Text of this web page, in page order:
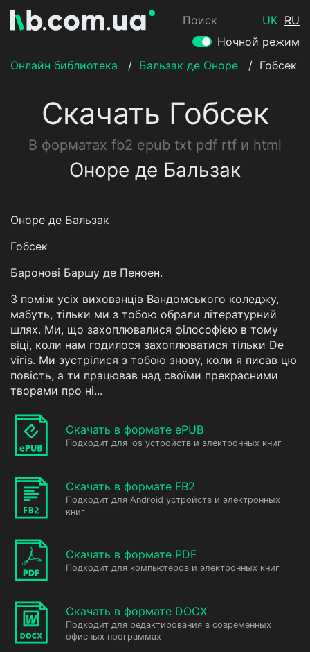
Поиск UK RU
Ночной режим
Онлайн библиотека
/ Бальзак де Оноре / Гобсек
Скачать Гобсек
В форматах fb2 epub txt pdf rtf и html
Оноре де Бальзак
Оноре де Бальзак
Гобсек
Баронові Баршу де Пеноен.
З поміж усіх вихованців Вандомського коледжу,
мабуть, тільки ми з тобою обрали літературний
шлях. Ми, що захоплювалися філософією в тому
віці, коли нам годилося захоплюватися тільки De
viгis. Ми зустрілися з тобою знову, коли я писав цю
повість, а ти працював над своїми прекрасними
творами про ні...
Скачать в формате ePUB
Подходит для ios устройств и электронных книг
Скачать в формате FB2
Подходит для Android устройств и электронных
книг
Скачать в формате PDF
Подходит для компьютеров и электронных книг
Скачать в формате DOCX
Подходит для редактирования в современных
офисных программах